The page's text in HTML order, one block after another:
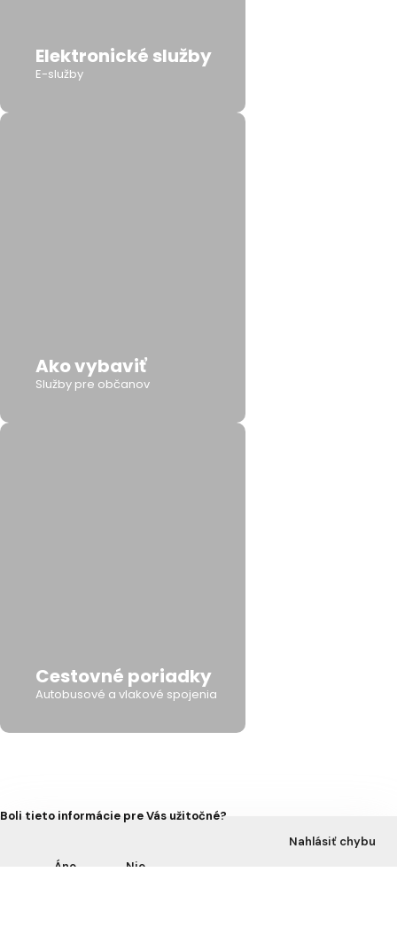
Elektronické služby
E-služby
Ako vybaviť
Služby pre občanov
Cestovné poriadky
Autobusové a vlakové spojenia
Boli tieto informácie pre Vás užitočné?
Áno Nie
Nahlásiť chybu